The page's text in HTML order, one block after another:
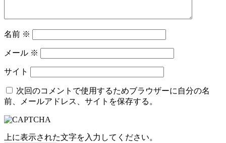
名前 ※
メール ※
サイト
次回のコメントで使用するためブラウザーに自分の名
前、メールアドレス、サイトを保存する。
上に表示された文字を入力してください。